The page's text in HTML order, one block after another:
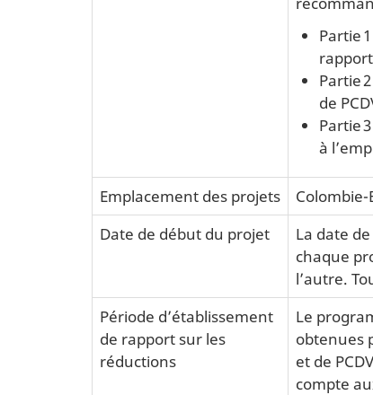
Partie
Partie
de
Partie
à
Emplacement des projets
Date de début du projet
La date
chaque
l’autre.
Période d’établissement
de rapport sur les
réductions
Le
obtenues
et de
compte